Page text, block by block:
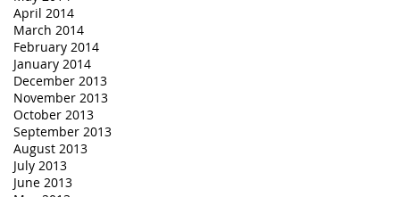
April 2014
March 2014
February 2014
January 2014
December 2013
November 2013
October 2013
September 2013
August 2013
July 2013
June 2013